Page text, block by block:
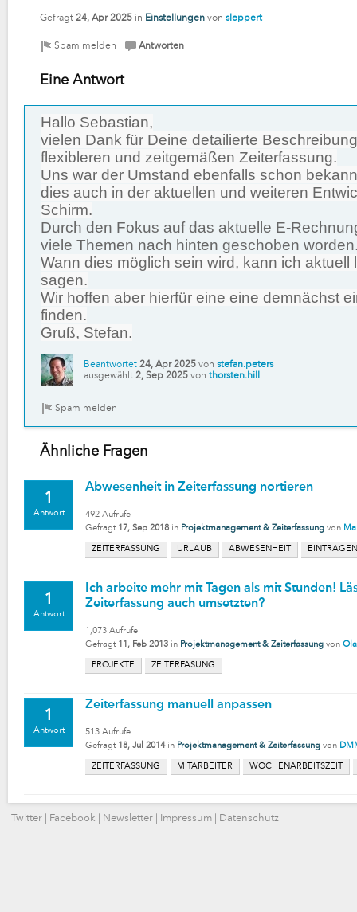
Gefragt 24, Apr 2025 in Einstellungen von sleppert
Eine Antwort
Hallo Sebastian,
vielen Dank für Deine detailierte
flexibleren und zeitgemäßen Zeiterfassung.
Uns war der Umstand ebenfalls schon
dies auch in der aktuellen und weiteren
Schirm.
Durch den Fokus auf das aktuelle E-
viele Themen nach hinten geschoben
Wann dies möglich sein wird, kann ich aktuell
sagen.
Wir hoffen aber hierfür eine eine demnächst
finden.
Gruß, Stefan.
Beantwortet 24, Apr 2025 von stefan.peters
ausgewählt 2, Sep 2025 von thorsten.hill
Ähnliche Fragen
1
Antwort
Abwesenheit in Zeiterfassung nortieren
492 Aufrufe
Gefragt 17, Sep 2018 in Projektmanagement & Zeiterfassung von
ZEITERFASSUNG URLAUB ABWESENHEIT EINTRAGEN
1
Antwort
Ich arbeite mehr mit Tagen als mit Stunden!
Zeiterfassung auch umsetzten?
1,073 Aufrufe
Gefragt 11, Feb 2013 in Projektmanagement & Zeiterfassung von
PROJEKTE ZEITERFASUNG
1
Antwort
Zeiterfassung manuell anpassen
513 Aufrufe
Gefragt 18, Jul 2014 in Projektmanagement & Zeiterfassung von
ZEITERFASSUNG MITARBEITER WOCHENARBEITSZEIT
Twitter Facebook Newsletter Impressum Datenschutz